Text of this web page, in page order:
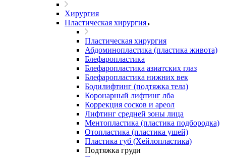
Хирургия
Пластическая хирургия
Пластическая хирургия
Абдоминопластика (пластика живота)
Блефаропластика
Блефаропластика азиатских глаз
Блефаропластика нижних век
Бодилифтинг (подтяжка тела)
Коронарный лифтинг лба
Коррекция сосков и ареол
Лифтинг средней зоны лица
Ментопластика (пластика подбородка)
Отопластика (пластика ушей)
Пластика губ (Хейлопластика)
Подтяжка груди